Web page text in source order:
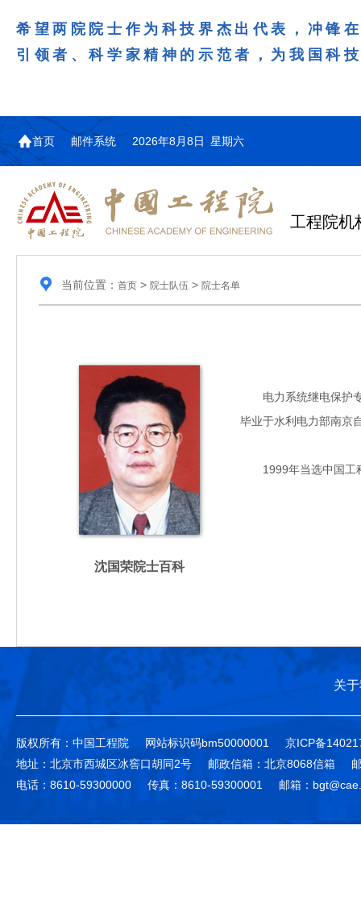
希望两院院士作为科技界杰出代表，冲锋
引领者、科学家精神的示范者，为我国科
首页 邮件系统 2026年8月8日 星期六
工程院机
当前位置： 首页> 院士队伍 > 院士名单
沈国荣院士百科
电力系统继电保护专
毕业于水利电力部南京
1999年当选中国工
关
版权所有：中国工程院 网站标识码bm50000001
京ICP备
地址：北京市西城区冰窖口胡同2号
邮政信箱：北京8068信箱
电话：8610-59300000
传真：8610-59300001 邮箱：